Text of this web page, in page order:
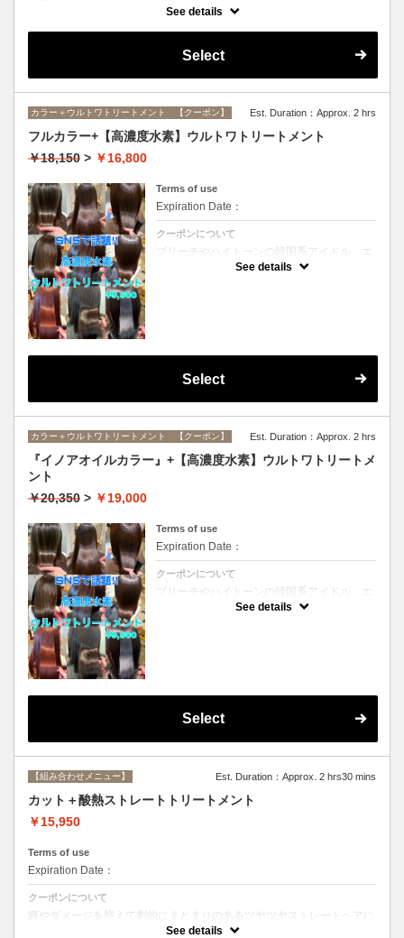
インナーカラーに必要なブリーチ、全体カラー、ブリーチ部分のオンカ
す）
See details
Select
カラー＋ウルトワトリートメント 【クーポン】 Est. Duration：Approx. 2 hrs
フルカラー+【高濃度水素】ウルトワトリートメント
￥18,150 > ￥16,800
Terms of use
Expiration Date：
クーポンについて
ブリーチやハイトーンの韓国系アイドル、エ
イジング毛にお悩みの美魔女も夢中！全ての
See details
Select
カラー＋ウルトワトリートメント 【クーポン】 Est. Duration：Approx. 2 hrs
『イノアオイルカラー』+【高濃度水素】ウルトワトリートメ
ント
￥20,350 > ￥19,000
Terms of use
Expiration Date：
クーポンについて
ブリーチやハイトーンの韓国系アイドル、エ
イジング毛にお悩みの美魔女も夢中！全ての
See details
Select
【組み合わせメニュー】 Est. Duration：Approx. 2 hrs30 mins
カット＋酸熱ストレートトリートメント
￥15,950
Terms of use
Expiration Date：
クーポンについて
癖やダメージを抑えて劇的にまとまりのあるツヤツヤストレートヘアに
☆ストレートで痛んだ髪のメンテナンスにも最適。シャンプー、ブロー
See details